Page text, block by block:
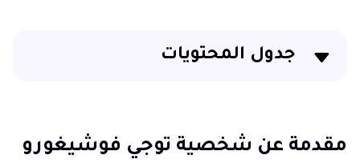
جدول المحتويات
الأسئلة الشائعة حول توجي فوشيغورو
مقدمة عن شخصية توجي فوشيغورو